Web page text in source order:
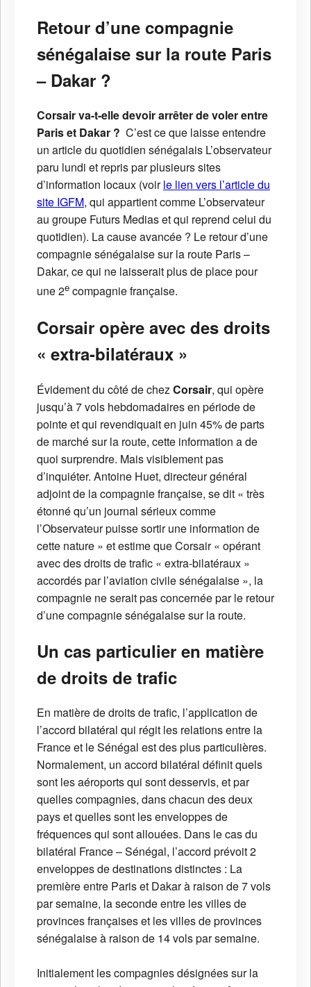
Retour d’une compagnie
sénégalaise sur la route Paris
– Dakar ?
Corsair va-t-elle devoir arrêter de voler entre
Paris et Dakar ? C’est ce que laisse entendre
un article du quotidien sénégalais L’observateur
paru lundi et repris par plusieurs sites
d’information locaux (voirle lien vers l’article du
site IGFM, qui appartient comme L’observateur
au groupe Futurs Medias et qui reprend celui du
quotidien). La cause avancée ? Le retour d’une
compagnie sénégalaise sur la route Paris –
Dakar, ce qui ne laisserait plus de place pour
une 2e compagnie française.
Corsair opère avec des droits
« extra-bilatéraux »
Évidement du côté de chez Corsair, qui opère
jusqu’à 7 vols hebdomadaires en période de
pointe et qui revendiquait en juin 45% de parts
de marché sur la route, cette information a de
quoi surprendre. Mais visiblement pas
d’inquiéter. Antoine Huet, directeur général
adjoint de la compagnie française, se dit « très
étonné qu’un journal sérieux comme
l’Observateur puisse sortir une information de
cette nature » et estime que Corsair « opérant
avec des droits de trafic « extra-bilatéraux »
accordés par l’aviation civile sénégalaise », la
compagnie ne serait pas concernée par le retour
d’une compagnie sénégalaise sur la route.
Un cas particulier en matière
de droits de trafic
En matière de droits de trafic, l’application de
l’accord bilatéral qui régit les relations entre la
France et le Sénégal est des plus particulières.
Normalement, un accord bilatéral définit quels
sont les aéroports qui sont desservis, et par
quelles compagnies, dans chacun des deux
pays et quelles sont les enveloppes de
fréquences qui sont allouées. Dans le cas du
bilatéral France – Sénégal, l’accord prévoit 2
enveloppes de destinations distinctes : La
première entre Paris et Dakar à raison de 7 vols
par semaine, la seconde entre les villes de
provinces françaises et les villes de provinces
sénégalaise à raison de 14 vols par semaine.
Initialement les compagnies désignées sur la